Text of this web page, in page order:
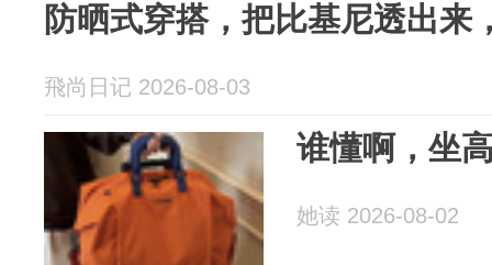
防晒式穿搭，把比基尼透出来
飛尚日记 2026-08-03
谁懂啊，坐
她读 2026-08-02